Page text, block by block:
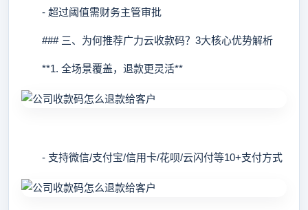
- 超过阈值需财务主管审批
### 三、为何推荐广力云收款码？3大核心优势解析
**1. 全场景覆盖，退款更灵活**
- 支持微信/支付宝/信用卡/花呗/云闪付等10+支付方式